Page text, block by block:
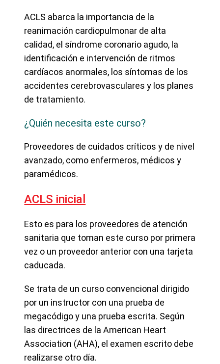
ACLS abarca la importancia de la
reanimación cardiopulmonar de alta
calidad, el síndrome coronario agudo, la
identificación e intervención de ritmos
cardíacos anormales, los síntomas de los
accidentes cerebrovasculares y los planes
de tratamiento.
¿Quién necesita este curso?
Proveedores de cuidados críticos y de nivel
avanzado, como enfermeros, médicos y
paramédicos.
ACLS inicial
Esto es para los proveedores de atención
sanitaria que toman este curso por primera
vez o un proveedor anterior con una tarjeta
caducada.
Se trata de un curso convencional dirigido
por un instructor con una prueba de
megacódigo y una prueba escrita. Según
las directrices de la American Heart
Association (AHA), el examen escrito debe
realizarse otro día.